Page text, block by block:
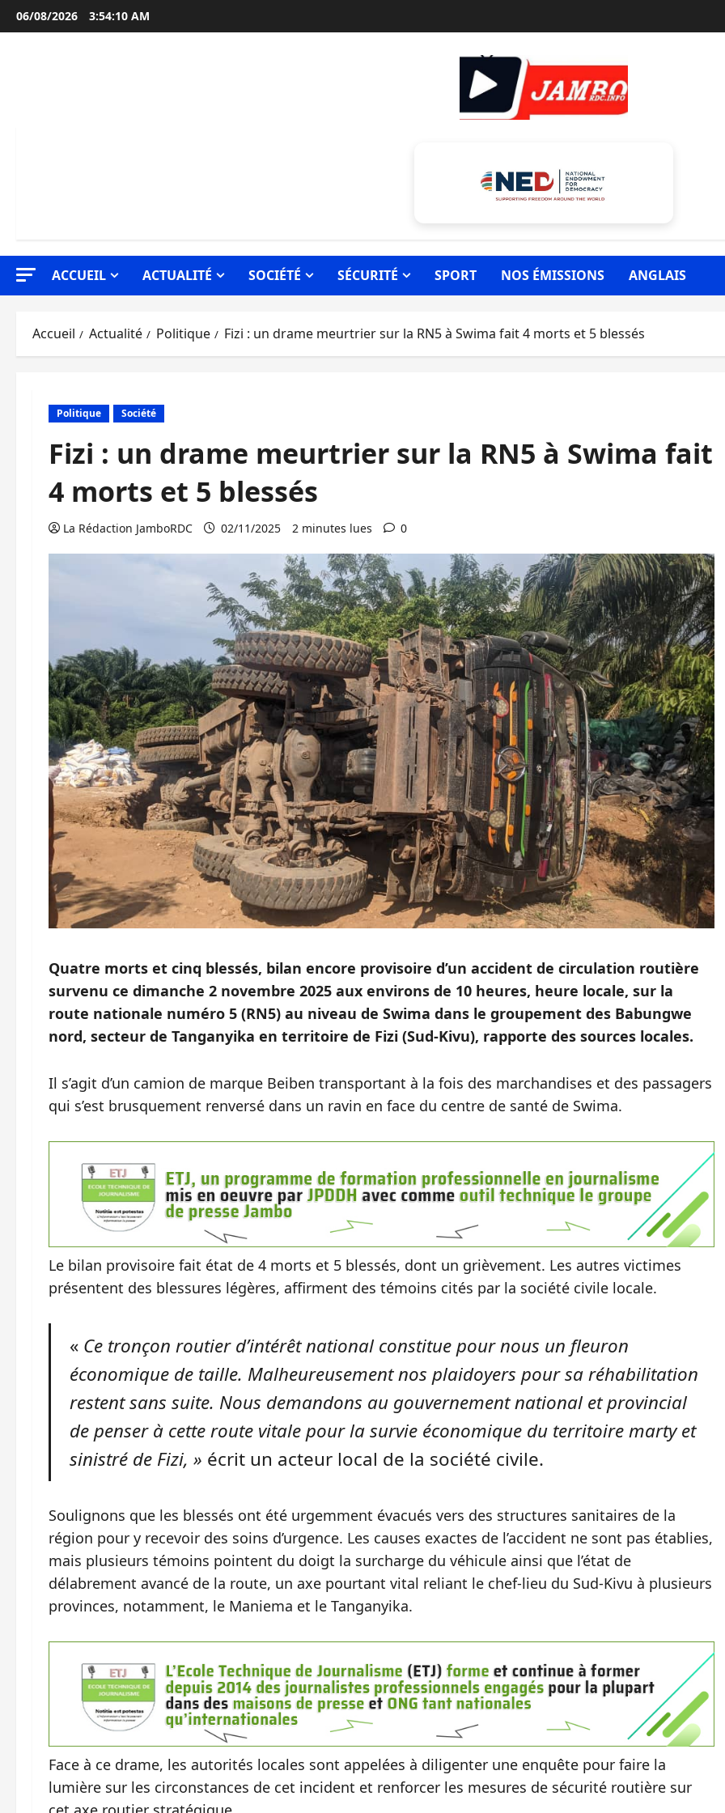
Aller
au
06/08/2026 3:54:12 AM
ACCUEIL ACTUALITÉ SOCIÉTÉ SÉCURITÉ SPORT NOS ÉMISSIONS ANGLAIS
Accueil Actualité Politique Fizi : un drame meurtrier sur la RN5 à Swima fait 4 morts et 5 blessés
Politique Société
Fizi : un drame meurtrier sur la RN5 à Swima fait
4 morts et 5 blessés
La Rédaction JamboRDC 02/11/2025 2 minutes lues 0
Quatre morts et cinq blessés, bilan encore provisoire d’un accident de circulation routière
survenu ce dimanche 2 novembre 2025 aux environs de 10 heures, heure locale, sur la
route nationale numéro 5 (RN5) au niveau de Swima dans le groupement des Babungwe
nord, secteur de Tanganyika en territoire de Fizi (Sud-Kivu), rapporte des sources locales.
‎Il s’agit ‎d’un camion de marque Beiben transportant à la fois des marchandises et des passagers
qui s’est brusquement renversé dans un ravin en face du centre de santé de Swima.
Le bilan provisoire fait état de 4 morts et 5 blessés, dont un grièvement. Les autres victimes
présentent des blessures légères, affirment des témoins cités par la société civile locale.
‎« Ce tronçon routier d’intérêt national constitue pour nous un fleuron
économique de taille. Malheureusement nos plaidoyers pour sa réhabilitation
restent sans suite. Nous demandons au gouvernement national et provincial
de penser à cette route vitale pour la survie économique du territoire marty et
sinistré de Fizi, » écrit un acteur local de la société civile.
‎Soulignons que ‎les blessés ont été urgemment évacués vers des structures sanitaires de la
région pour y recevoir des soins d’urgence. Les causes exactes de l’accident ne sont pas établies,
mais plusieurs témoins pointent du doigt la surcharge du véhicule ainsi que l’état de
délabrement avancé de la route, un axe pourtant vital reliant le chef-lieu du Sud-Kivu à plusieurs
provinces, notamment, le Maniema et le Tanganyika.
‎Face à ce drame, ‎les autorités locales sont appelées à diligenter une enquête pour faire la
lumière sur les circonstances de cet incident et renforcer les mesures de sécurité routière sur